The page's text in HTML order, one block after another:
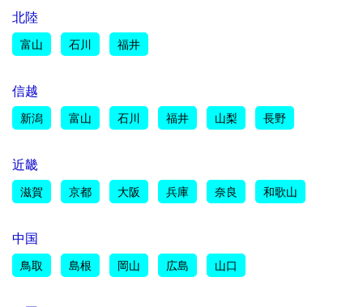
北陸
富山 石川 福井
信越
新潟 富山 石川 福井 山梨 長野
近畿
滋賀 京都 大阪 兵庫 奈良 和歌山
中国
鳥取 島根 岡山 広島 山口